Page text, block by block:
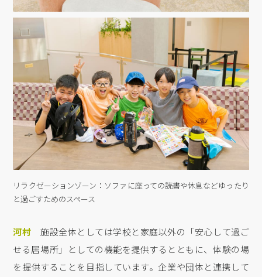
リラクゼーションゾーン：ソファに座っての読書や休息などゆったり
と過ごすためのスペース
河村 施設全体としては学校と家庭以外の「安心して過ご
せる居場所」としての機能を提供するとともに、体験の場
を提供することを目指しています。企業や団体と連携して